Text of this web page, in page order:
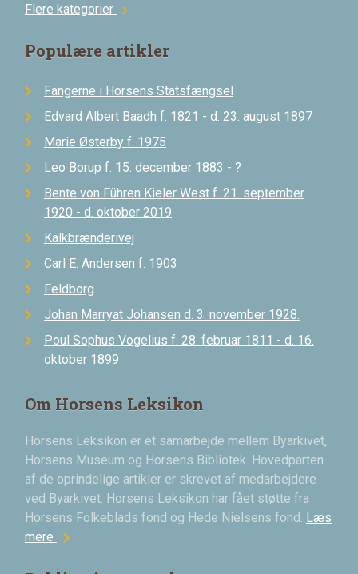
Flere kategorier chevron_right
Populære artikler
Fangerne i Horsens Statsfængsel
Edvard Albert Baadh f. 1821 - d. 23. august 1897
Marie Østerby f. 1975
Leo Borup f. 15. december 1883 - ?
Bente von Führen Kieler West f. 21. september
1920 - d. oktober 2019
Kalkbrænderivej
Carl E. Andersen f. 1903
Feldborg
Johan Marryat Johansen d. 3. november 1928.
Poul Sophus Vogelius f. 28. februar 1811 - d. 16.
oktober 1899
Om Horsens Leksikon
Horsens Leksikon er et samarbejde mellem Byarkivet,
Horsens Museum og Horsens Bibliotek. Hovedparten
af de oprindelige artikler er skrevet af medarbejdere
ved Byarkivet. Horsens Leksikon har fået støtte fra
Horsens Folkeblads fond og Hede Nielsens fond. Læs
mere chevron_right